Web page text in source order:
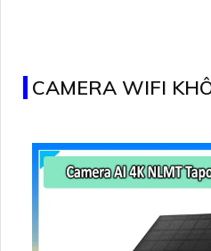
CAMERA WIFI